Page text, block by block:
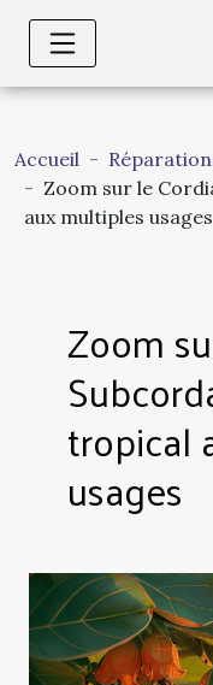
Accueil
Zoom sur le
aux multiples usages
Zoom
tropical
usages